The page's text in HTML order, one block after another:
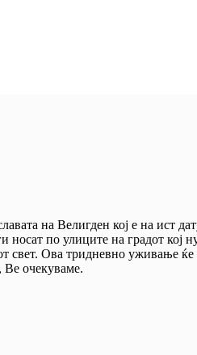
на Велигден кој е на ист
по улиците на градот кој
свет. Ова тридневно уживање
Ве очекуваме.